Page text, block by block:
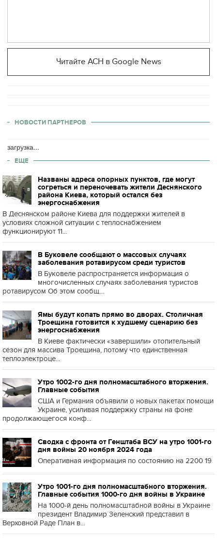
Читайте АСН в Google News
НОВОСТИ ПАРТНЕРОВ
загрузка...
ЕЩЕ
Названы адреса опорных пунктов, где могут
согреться и переночевать жители Деснянского
района Киева, который остался без
энергоснабжения
В Деснянском районе Киева для поддержки жителей в
условиях сложной ситуации с теплоснабжением
функционируют 11...
В Буковеле сообщают о массовых случаях
заболевания ротавирусом среди туристов
В Буковеле распространяется информация о
многочисленных случаях заболевания туристов
ротавирусом Об этом сообщ...
Ямы будут копать прямо во дворах. Столичная
Троещина готовится к худшему сценарию без
энергоснабжения
В Киеве фактически «завершили» отопительный
сезон для массива Троещина, потому что единственная
теплоэлектроце...
Утро 1002-го дня полномасштабного вторжения.
Главные события
США и Германия объявили о новых пакетах помощи
Украине, усиливая поддержку страны на фоне
продолжающегося конф...
Сводка с фронта от Генштаба ВСУ на утро 1001-го
дня войны 20 ноября 2024 года
Оперативная информация по состоянию на 2200 19
Утро 1001-го дня полномасштабного вторжения.
Главные события 1000-го дня войны в Украине
На 1000-й день полномасштабной войны в Украине
президент Владимир Зеленский представил в
Верховной Раде План в...